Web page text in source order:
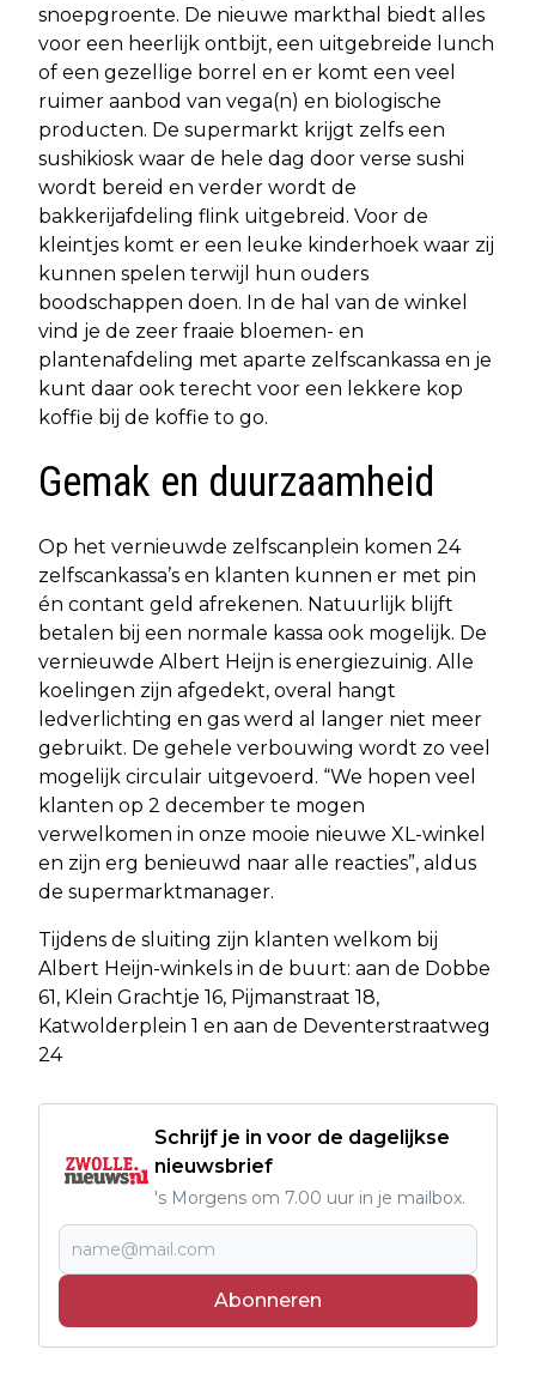
snoepgroente. De nieuwe markthal biedt alles
voor een heerlijk ontbijt, een uitgebreide lunch
of een gezellige borrel en er komt een veel
ruimer aanbod van vega(n) en biologische
producten. De supermarkt krijgt zelfs een
sushikiosk waar de hele dag door verse sushi
wordt bereid en verder wordt de
bakkerijafdeling flink uitgebreid. Voor de
kleintjes komt er een leuke kinderhoek waar zij
kunnen spelen terwijl hun ouders
boodschappen doen. In de hal van de winkel
vind je de zeer fraaie bloemen- en
plantenafdeling met aparte zelfscankassa en je
kunt daar ook terecht voor een lekkere kop
koffie bij de koffie to go.
Gemak en duurzaamheid
Op het vernieuwde zelfscanplein komen 24
zelfscankassa’s en klanten kunnen er met pin
én contant geld afrekenen. Natuurlijk blijft
betalen bij een normale kassa ook mogelijk. De
vernieuwde Albert Heijn is energiezuinig. Alle
koelingen zijn afgedekt, overal hangt
ledverlichting en gas werd al langer niet meer
gebruikt. De gehele verbouwing wordt zo veel
mogelijk circulair uitgevoerd. “We hopen veel
klanten op 2 december te mogen
verwelkomen in onze mooie nieuwe XL-winkel
en zijn erg benieuwd naar alle reacties”, aldus
de supermarktmanager.
Tijdens de sluiting zijn klanten welkom bij
Albert Heijn-winkels in de buurt: aan de Dobbe
61, Klein Grachtje 16, Pijmanstraat 18,
Katwolderplein 1 en aan de Deventerstraatweg
24
Schrijf je in voor de dagelijkse
nieuwsbrief
's Morgens om 7.00 uur in je mailbox.
Abonneren